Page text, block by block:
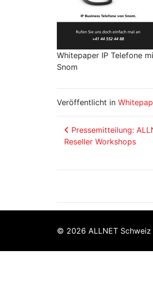
Whitepaper IP Telefone
Snom
Veröffentlicht in
Beitrags-
Pressemitteilung:
Reseller Workshops
© 2026 ALLNET Schweiz